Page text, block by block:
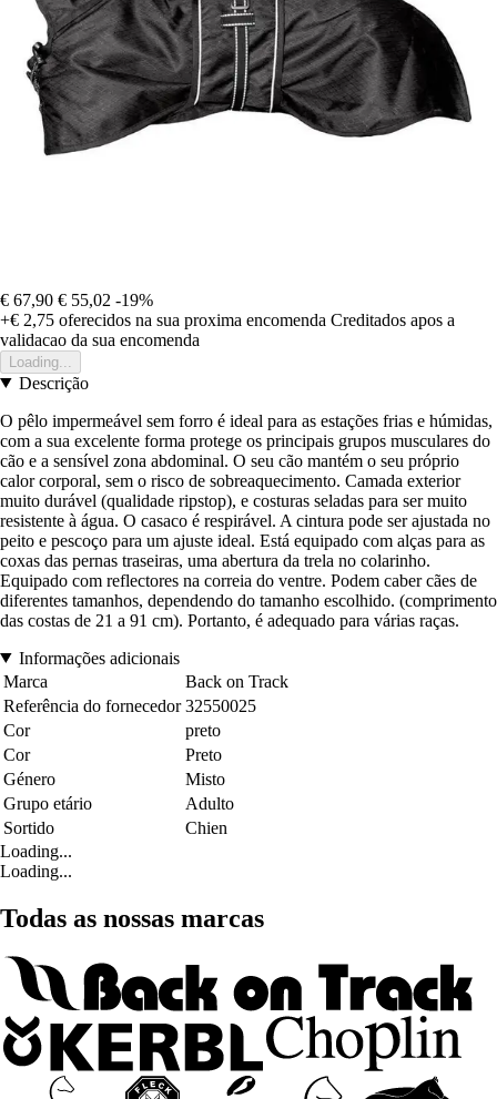
€ 67,90 € 55,02 -19%
+€ 2,75 oferecidos na sua proxima encomenda Creditados apos a
validacao da sua encomenda
Loading...
Descrição
O pêlo impermeável sem forro é ideal para as estações frias e húmidas,
com a sua excelente forma protege os principais grupos musculares do
cão e a sensível zona abdominal. O seu cão mantém o seu próprio
calor corporal, sem o risco de sobreaquecimento. Camada exterior
muito durável (qualidade ripstop), e costuras seladas para ser muito
resistente à água. O casaco é respirável. A cintura pode ser ajustada no
peito e pescoço para um ajuste ideal. Está equipado com alças para as
coxas das pernas traseiras, uma abertura da trela no colarinho.
Equipado com reflectores na correia do ventre. Podem caber cães de
diferentes tamanhos, dependendo do tamanho escolhido. (comprimento
das costas de 21 a 91 cm). Portanto, é adequado para várias raças.
Informações adicionais
Marca
Back on Track
Referência do fornecedor 32550025
Cor
preto
Cor
Preto
Género
Misto
Grupo etário
Adulto
Sortido
Chien
Loading...
Loading...
Todas as nossas marcas